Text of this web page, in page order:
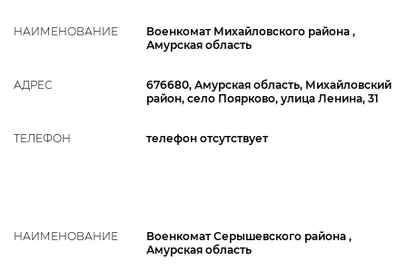
НАИМЕНОВАНИЕ
Военкомат Михайловского района ,
Амурская область
АДРЕС
676680, Амурская область, Михайловский
район, село Поярково, улица Ленина, 31
ТЕЛЕФОН телефон отсутствует
НАИМЕНОВАНИЕ
Военкомат Серышевского района ,
Амурская область